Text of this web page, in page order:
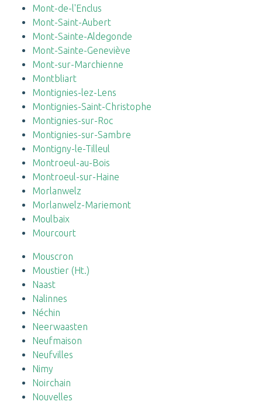
Mont-de-l'Enclus
Mont-Saint-Aubert
Mont-Sainte-Aldegonde
Mont-Sainte-Geneviève
Mont-sur-Marchienne
Montbliart
Montignies-lez-Lens
Montignies-Saint-Christophe
Montignies-sur-Roc
Montignies-sur-Sambre
Montigny-le-Tilleul
Montroeul-au-Bois
Montroeul-sur-Haine
Morlanwelz
Morlanwelz-Mariemont
Moulbaix
Mourcourt
Mouscron
Moustier (Ht.)
Naast
Nalinnes
Néchin
Neerwaasten
Neufmaison
Neufvilles
Nimy
Noirchain
Nouvelles